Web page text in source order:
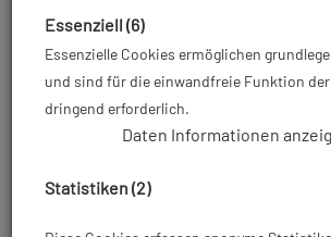
Essenziell (6)
Essenzielle Cookies ermöglichen
und sind für die einwandfreie Funktion
dringend erforderlich.
Daten Informationen
Statistiken (2)